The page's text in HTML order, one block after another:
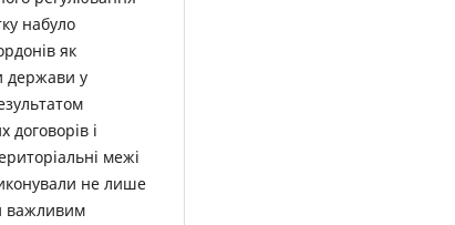
набуло
як
держави у
договорів і
межі
не лише
важливим